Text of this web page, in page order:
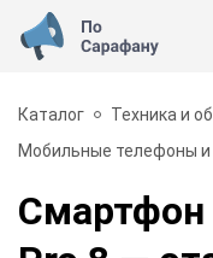
Каталог Техника и
Мобильные телефоны
Смартфон